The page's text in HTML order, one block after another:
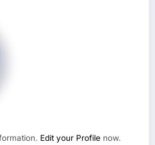
Edit your Profile now.